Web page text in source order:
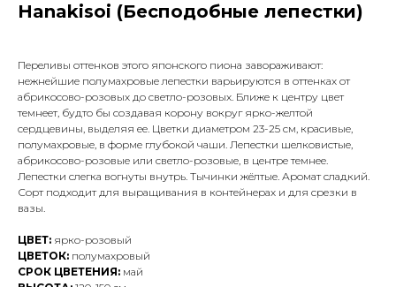
Hanakisoi (Бесподобные лепестки)
Переливы оттенков этого японского пиона завораживают:
нежнейшие полумахровые лепестки варьируются в оттенках от
абрикосово-розовых до светло-розовых. Ближе к центру цвет
темнеет, будто бы создавая корону вокруг ярко-желтой
сердцевины, выделяя ее. Цветки диаметром 23-25 см, красивые,
полу­махровые, в форме глубокой чаши. Лепестки шелковистые,
абрикосово-розовые или свет­ло-розовые, в центре темнее.
Лепестки слегка вогнуты внутрь. Тычинки жёлтые. Аромат сладкий.
Сорт подходит для выращивания в контейнерах и для срезки в
вазы.
ЦВЕТ: ярко-розовый
ЦВЕТОК: полумахровый
СРОК ЦВЕТЕНИЯ: май